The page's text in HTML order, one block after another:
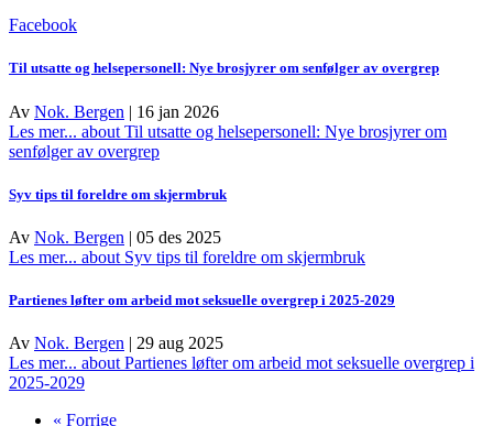
Facebook
Til utsatte og helsepersonell: Nye brosjyrer om senfølger av overgrep
Av Nok. Bergen | 16 jan 2026
Les mer... about Til utsatte og helsepersonell: Nye brosjyrer om
senfølger av overgrep
Syv tips til foreldre om skjermbruk
Av Nok. Bergen | 05 des 2025
Les mer... about Syv tips til foreldre om skjermbruk
Partienes løfter om arbeid mot seksuelle overgrep i 2025-2029
Av Nok. Bergen | 29 aug 2025
Les mer... about Partienes løfter om arbeid mot seksuelle overgrep i
2025-2029
« Forrige